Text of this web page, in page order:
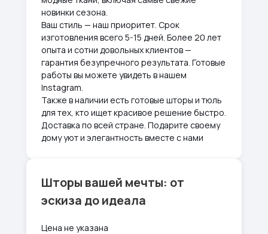
новинки сезона.
Ваш стиль — наш приоритет. Срок
изготовления всего 5-15 дней. Более 20 лет
опыта и сотни довольных клиентов —
гарантия безупречного результата. Готовые
работы вы можете увидеть в нашем
Instagram.
Также в наличии есть готовые шторы и тюль
для тех, кто ищет красивое решение быстро.
Доставка по всей стране. Подарите своему
дому уют и элегантность вместе с нами
Шторы вашей мечты: от
эскиза до идеала
Цена не указана